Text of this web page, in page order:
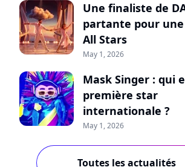
Une finaliste de
partante pour une
All Stars
May 1, 2026
Mask Singer : qui
première star
internationale ?
May 1, 2026
Toutes les actualités